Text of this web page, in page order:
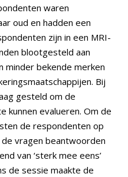
waren
oud en hadden een
zijn in een MRI-
blootgesteld aan
minder bekende merken
Bij
gesteld om de
kunnen evalueren. Om de
de respondenten op
vragen beantwoorden
van ‘sterk mee eens’
de sessie maakte de